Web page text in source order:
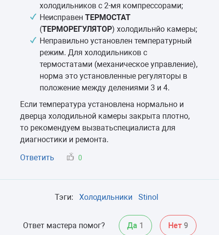
холодильников с 2-мя компрессорами;
Неисправен ТЕРМОСТАТ
(ТЕРМОРЕГУЛЯТОР) холодильнйо камеры;
Неправильно установлен температурный
режим. Для холодильников с
термостатами (механическое управление),
норма это установленные регуляторы в
положение между делениями 3 и 4.
Если температура установлена нормально и
дверца холодильной камеры закрыта плотно,
то рекомендуем вызватьспециалиста для
диагностики и ремонта.
Ответить
0
Тэги: Холодильники Stinol
Ответ мастера помог? Да 1 Нет 9